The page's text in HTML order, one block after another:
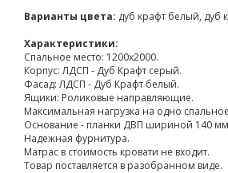
Варианты цвета: дуб крафт белый, дуб
Характеристики:
Спальное место: 1200х2000.
Корпус: ЛДСП - Дуб Крафт серый.
Фасад: ЛДСП - Дуб Крафт белый.
Ящики: Роликовые направляющие.
Максимальная нагрузка на одно
Основание - планки ДВП шириной 140
Надежная фурнитура.
Матрас в стоимость кровати не входит.
Товар поставляется в разобранном виде.